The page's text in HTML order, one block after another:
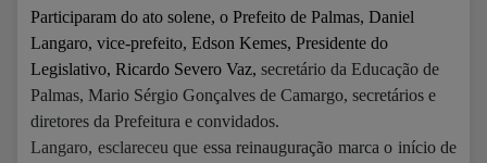
Participaram do ato solene, o Prefeito de Palmas, Daniel
Langaro, vice-prefeito, Edson Kemes, Presidente do
Legislativo, Ricardo Severo Vaz, secretário da Educação de
Palmas, Mario Sérgio Gonçalves de Camargo, secretários e
diretores da Prefeitura e convidados.
Langaro, esclareceu que essa reinauguração marca o início de